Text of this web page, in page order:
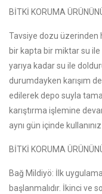
BİTKİ KORUMA
Tavsiye dozu üzerinden
bir kapta bir miktar su ile
yarıya kadar su ile
durumdayken karışım
edilerek depo suyla
karıştırma işlemine
aynı gün içinde kullanınız
BİTKİ KORUMA
Bağ Mildiyö: İlk
başlanmalıdır. İkinci ve